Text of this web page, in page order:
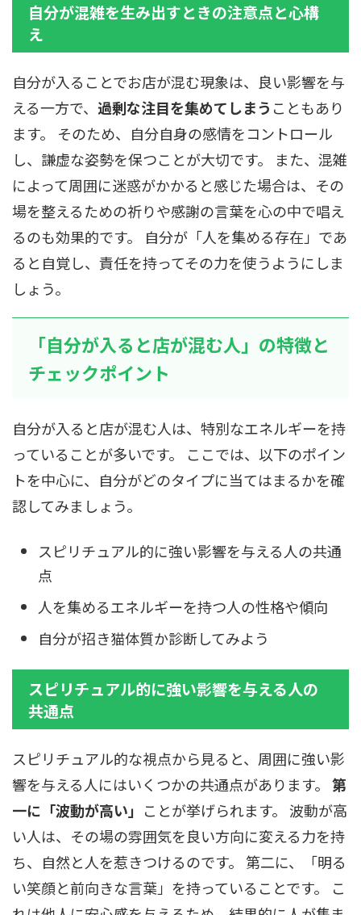
自分が混雑を生み出すときの注意点と心構
え
自分が入ることでお店が混む現象は、良い影響を与
える一方で、 過剰な注目を集めてしまう こともあり
ます。 そのため、自分自身の感情をコントロール
し、謙虚な姿勢を保つことが大切です。 また、混雑
によって周囲に迷惑がかかると感じた場合は、その
場を整えるための祈りや感謝の言葉を心の中で唱え
るのも効果的です。 自分が「人を集める存在」であ
ると自覚し、責任を持ってその力を使うようにしま
しょう。
「自分が入ると店が混む人」の特徴と
チェックポイント
自分が入ると店が混む人は、特別なエネルギーを持
っていることが多いです。 ここでは、以下のポイン
トを中心に、自分がどのタイプに当てはまるかを確
認してみましょう。
スピリチュアル的に強い影響を与える人の共通
点
人を集めるエネルギーを持つ人の性格や傾向
自分が招き猫体質か診断してみよう
スピリチュアル的に強い影響を与える人の
共通点
スピリチュアル的な視点から見ると、周囲に強い影
響を与える人にはいくつかの共通点があります。 第
一に「波動が高い」 ことが挙げられます。 波動が高
い人は、その場の雰囲気を良い方向に変える力を持
ち、自然と人を惹きつけるのです。 第二に、「明る
い笑顔と前向きな言葉」を持っていることです。 こ